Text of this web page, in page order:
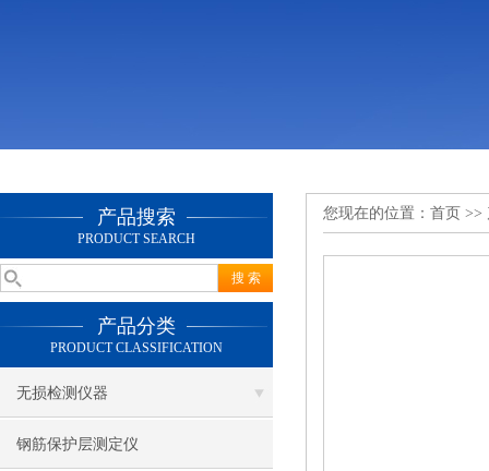
产品搜索
PRODUCT SEARCH
产品分类
PRODUCT CLASSIFICATION
无损检测仪器
钢筋保护层测定仪
您现在的位置： 首页 >>